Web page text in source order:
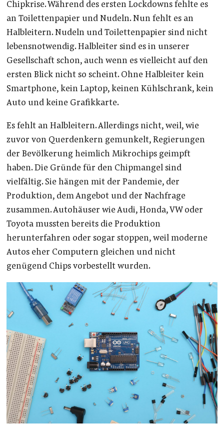
Chipkrise. Während des ersten Lockdowns fehlte es
an Toilettenpapier und Nudeln. Nun fehlt es an
Halbleitern. Nudeln und Toilettenpapier sind nicht
lebensnotwendig. Halbleiter sind es in unserer
Gesellschaft schon, auch wenn es vielleicht auf den
ersten Blick nicht so scheint. Ohne Halbleiter kein
Smartphone, kein Laptop, keinen Kühlschrank, kein
Auto und keine Grafikkarte.
Es fehlt an Halbleitern. Allerdings nicht, weil, wie
zuvor von Querdenkern gemunkelt, Regierungen
der Bevölkerung heimlich Mikrochips geimpft
haben. Die Gründe für den Chipmangel sind
vielfältig. Sie hängen mit der Pandemie, der
Produktion, dem Angebot und der Nachfrage
zusammen. Autohäuser wie Audi, Honda, VW oder
Toyota mussten bereits die Produktion
herunterfahren oder sogar stoppen, weil moderne
Autos eher Computern gleichen und nicht
genügend Chips vorbestellt wurden.